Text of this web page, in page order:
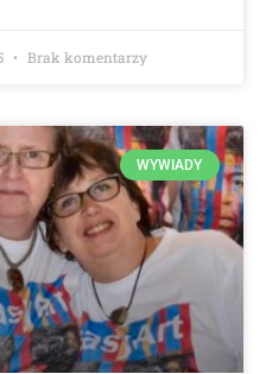
Brak komentarzy
WYWIADY